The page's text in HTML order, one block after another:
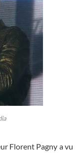
Florent Pagny a vu